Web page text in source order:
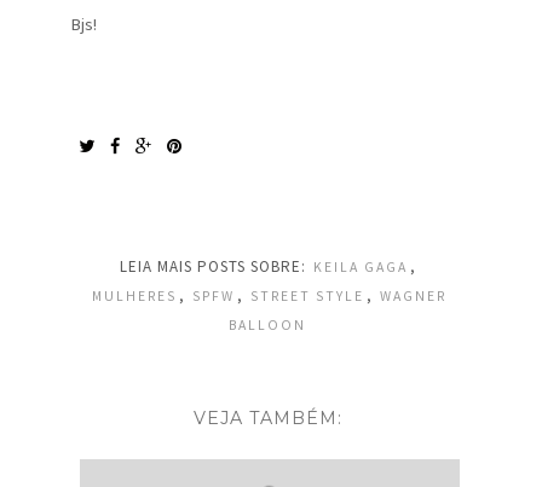
Bjs!
LEIA MAIS POSTS SOBRE: KEILA GAGA ,
MULHERES , SPFW , STREET STYLE ,
WAGNER
BALLOON
VEJA TAMBÉM: